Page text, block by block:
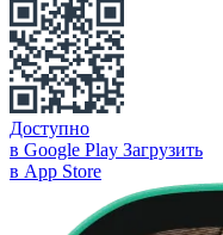
Доступно
в Google Play Загрузить
в App Store